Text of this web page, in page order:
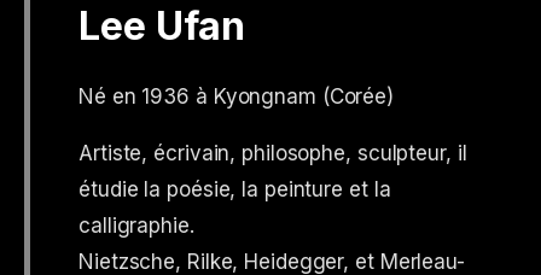
Lee Ufan
Né en 1936 à Kyongnam (Corée)
Artiste, écrivain, philosophe, sculpteur, il
étudie la poésie, la peinture et la
calligraphie.
Nietzsche, Rilke, Heidegger, et Merleau-